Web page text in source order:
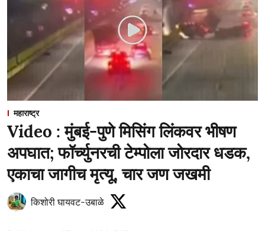
महाराष्ट्र
Video : मुंबई-पुणे मिसिंग लिंकवर भीषण
अपघात; फॉर्च्युनरची टेम्पोला जोरदार धडक,
एकाचा जागीच मृत्यू, चार जण जखमी
किशोरी घायवट-उबाळे